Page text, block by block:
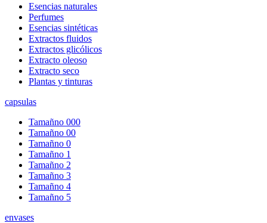
Esencias naturales
Perfumes
Esencias sintéticas
Extractos fluidos
Extractos glicólicos
Extracto oleoso
Extracto seco
Plantas y tinturas
capsulas
Tamañno 000
Tamañno 00
Tamañno 0
Tamañno 1
Tamañno 2
Tamañno 3
Tamañno 4
Tamañno 5
envases